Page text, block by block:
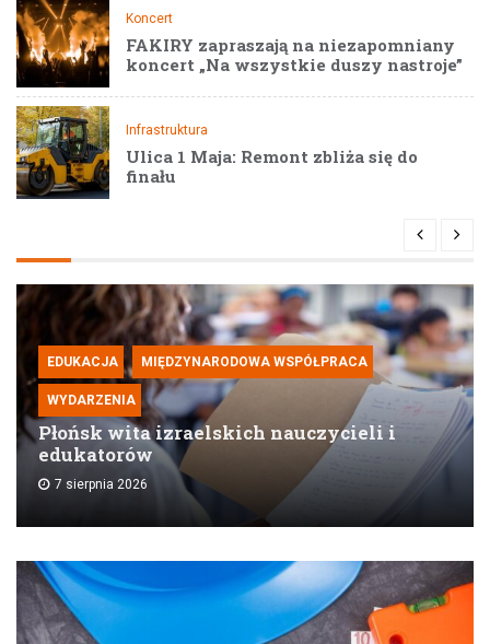
Koncert
FAKIRY zapraszają na niezapomniany
koncert „Na wszystkie duszy nastroje”
Infrastruktura
Ulica 1 Maja: Remont zbliża się do
finału
EDUKACJA MIĘDZYNARODOWA WSPÓŁPRACA
WYDARZENIA
Płońsk wita izraelskich nauczycieli i
edukatorów
7 sierpnia 2026